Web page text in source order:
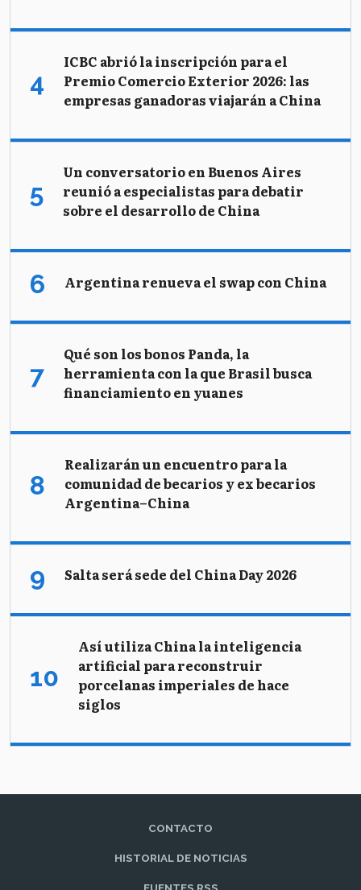
ICBC abrió la inscripción para el
Premio Comercio Exterior 2026: las
empresas ganadoras viajarán a China
Un conversatorio en Buenos Aires
reunió a especialistas para debatir
sobre el desarrollo de China
Argentina renueva el swap con China
Qué son los bonos Panda, la
herramienta con la que Brasil busca
financiamiento en yuanes
Realizarán un encuentro para la
comunidad de becarios y ex becarios
Argentina–China
Salta será sede del China Day 2026
Así utiliza China la inteligencia
artificial para reconstruir
porcelanas imperiales de hace
siglos
CONTACTO
HISTORIAL DE NOTICIAS